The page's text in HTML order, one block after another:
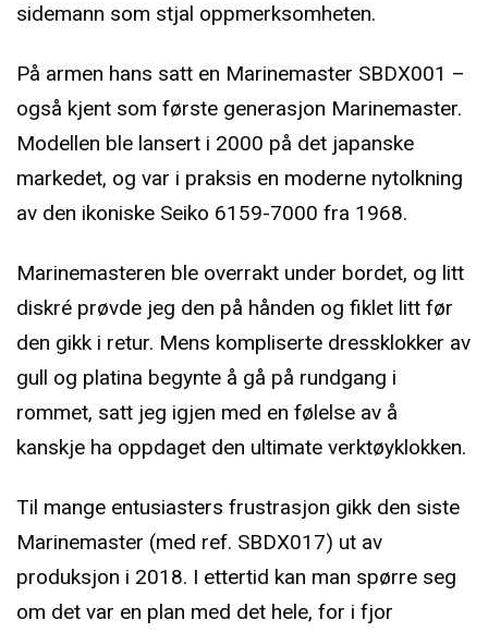
sidemann som stjal oppmerksomheten.
På armen hans satt en Marinemaster SBDX001 –
også kjent som første generasjon Marinemaster.
Modellen ble lansert i 2000 på det japanske
markedet, og var i praksis en moderne nytolkning
av den ikoniske Seiko 6159-7000 fra 1968.
Marinemasteren ble overrakt under bordet, og litt
diskré prøvde jeg den på hånden og fiklet litt før
den gikk i retur. Mens kompliserte dressklokker av
gull og platina begynte å gå på rundgang i
rommet, satt jeg igjen med en følelse av å
kanskje ha oppdaget den ultimate verktøyklokken.
Til mange entusiasters frustrasjon gikk den siste
Marinemaster (med ref. SBDX017) ut av
produksjon i 2018. I ettertid kan man spørre seg
om det var en plan med det hele, for i fjor